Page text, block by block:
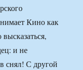
Кино как
и не
снял! С другой